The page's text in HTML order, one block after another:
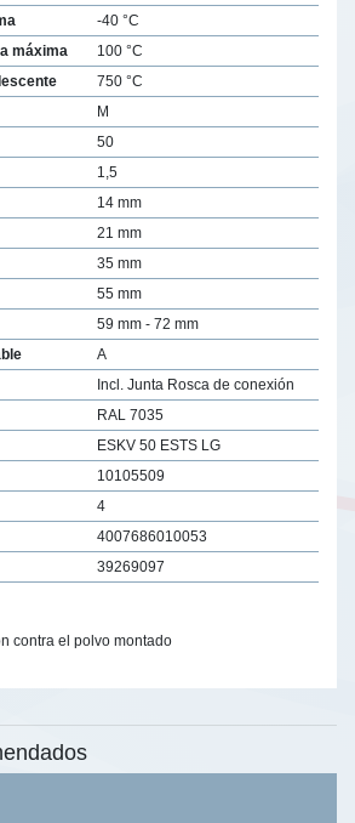
-40 °C
máxima
100 °C
750 °C
M
50
1,5
14 mm
21 mm
35 mm
55 mm
59 mm - 72 mm
A
Incl. Junta Rosca de conexión
RAL 7035
ESKV 50 ESTS LG
10105509
4
4007686010053
39269097
contra el polvo montado